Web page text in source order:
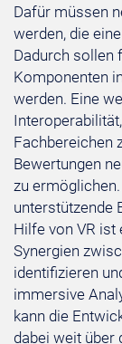
Dafür müssen
werden, die
Dadurch sollen
Komponenten
werden. Eine
Fachbereichen
Bewertungen
zu
unterstützende
Hilfe von VR ist
Synergien
identifizieren
immersive
kann die
dabei weit über